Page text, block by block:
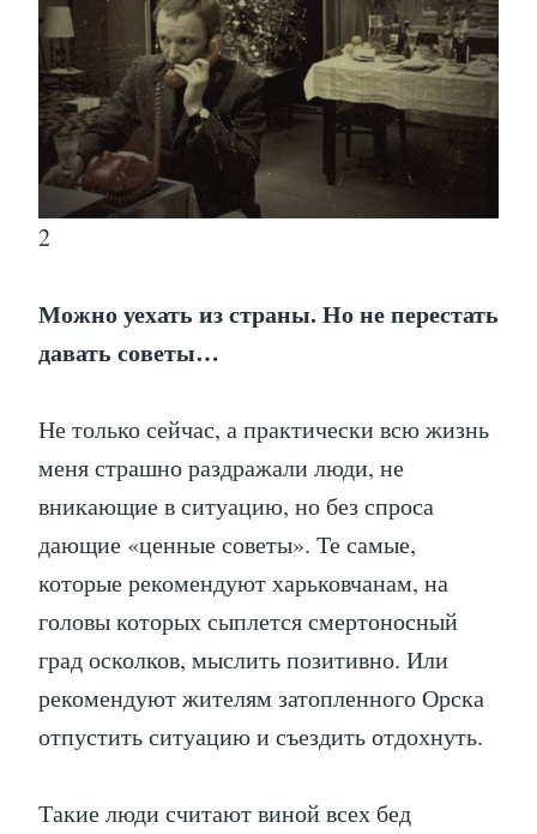
2
Можно уехать из страны. Но не перестать
давать советы…
Не только сейчас, а практически всю жизнь
меня страшно раздражали люди, не
вникающие в ситуацию, но без спроса
дающие «ценные советы». Те самые,
которые рекомендуют харьковчанам, на
головы которых сыплется смертоносный
град осколков, мыслить позитивно. Или
рекомендуют жителям затопленного Орска
отпустить ситуацию и съездить отдохнуть.
Такие люди считают виной всех бед